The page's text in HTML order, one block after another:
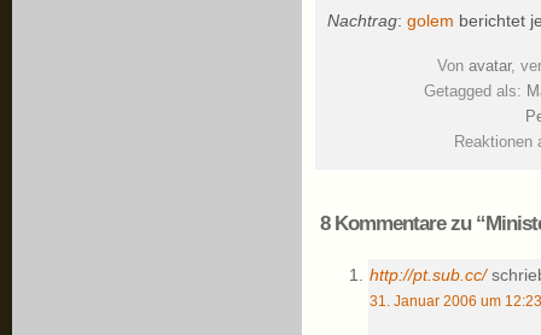
Nachtrag: golem berichtet
Von avatar,
Getagged als:
8 Kommentare zu
http://pt.sub.cc/
31. Januar 2006 um